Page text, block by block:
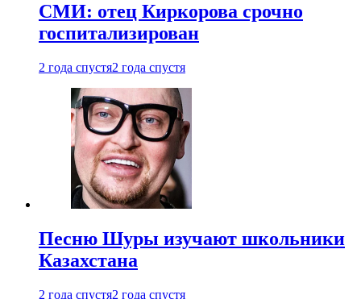
СМИ: отец Киркорова срочно
госпитализирован
2 года спустя2 года спустя
Песню Шуры изучают школьники
Казахстана
2 года спустя2 года спустя